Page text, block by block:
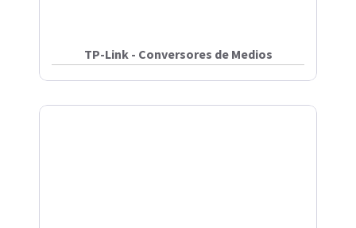
TP-Link - Conversores de Medios